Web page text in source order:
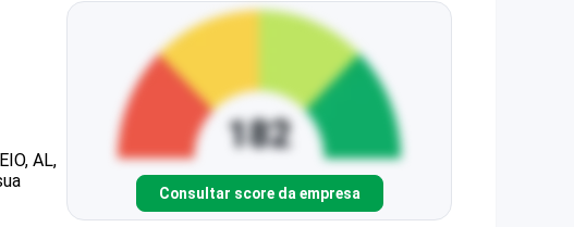
AL,
Consultar score da empresa